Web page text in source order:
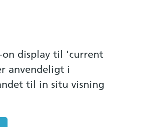
on display til 'current
anvendeligt i
til in situ visning